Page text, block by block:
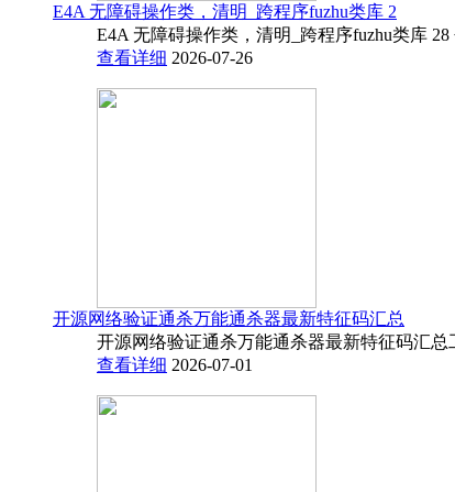
E4A 无障碍操作类，清明_跨程序fuzhu类库 2
E4A 无障碍操作类，清明_跨程序fuzhu类库
查看详细 2026-07-26
开源网络验证通杀万能通杀器最新特征码汇总
开源网络验证通杀万能通杀器最新特征码汇
查看详细 2026-07-01